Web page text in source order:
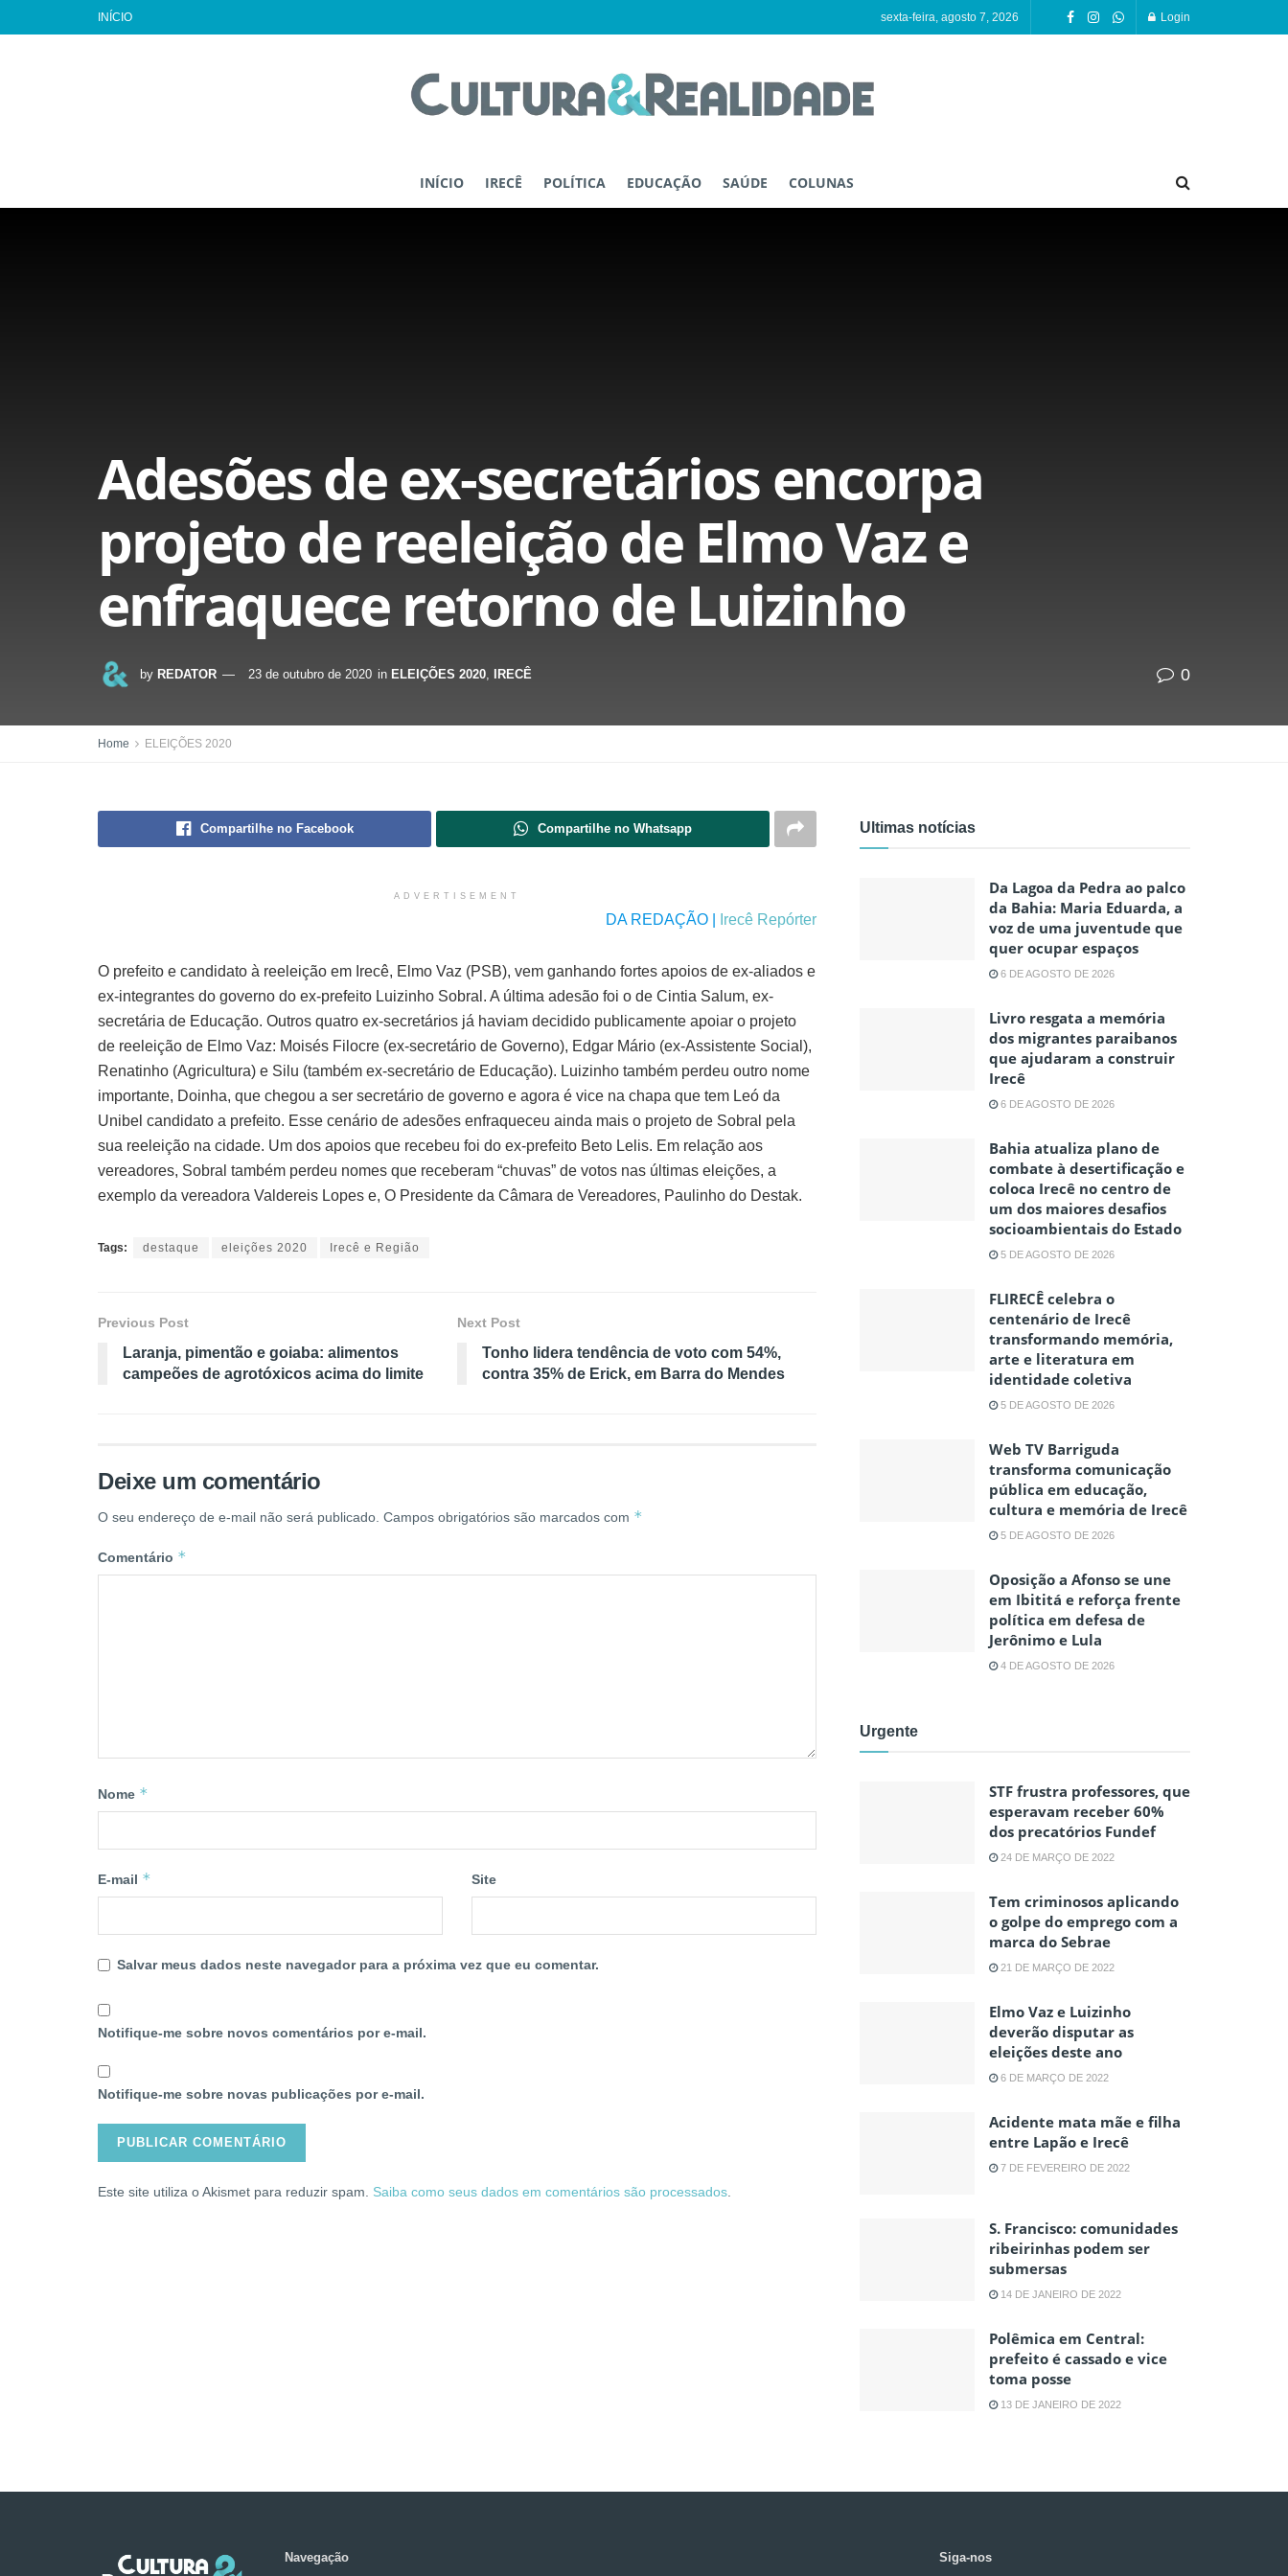
INÍCIO sexta-feira, agosto 7, 2026 Login
INÍCIO IRECÊ POLÍTICA EDUCAÇÃO SAÚDE COLUNAS
Adesões de ex-secretários encorpa
projeto de reeleição de Elmo Vaz e
enfraquece retorno de Luizinho
by REDATOR 23 de outubro de 2020 in ELEIÇÕES 2020 IRECÊ 0
Home ELEIÇÕES 2020
Compartilhe no Facebook Compartilhe no Whatsapp
ADVERTISEMENT
DA REDAÇÃO | Irecê Repórter
O prefeito e candidato à reeleição em Irecê, Elmo Vaz (PSB), vem ganhando fortes apoios de ex-aliados e
ex-integrantes do governo do ex-prefeito Luizinho Sobral. A última adesão foi o de Cintia Salum, ex-
secretária de Educação. Outros quatro ex-secretários já haviam decidido publicamente apoiar o projeto
de reeleição de Elmo Vaz: Moisés Filocre (ex-secretário de Governo), Edgar Mário (ex-Assistente Social),
Renatinho (Agricultura) e Silu (também ex-secretário de Educação). Luizinho também perdeu outro nome
importante, Doinha, que chegou a ser secretário de governo e agora é vice na chapa que tem Leó da
Unibel candidato a prefeito. Esse cenário de adesões enfraqueceu ainda mais o projeto de Sobral pela
sua reeleição na cidade. Um dos apoios que recebeu foi do ex-prefeito Beto Lelis. Em relação aos
vereadores, Sobral também perdeu nomes que receberam “chuvas” de votos nas últimas eleições, a
exemplo da vereadora Valdereis Lopes e, O Presidente da Câmara de Vereadores, Paulinho do Destak.
Tags: destaque eleições 2020 Irecê e Região
Previous Post
Laranja, pimentão e goiaba: alimentos
campeões de agrotóxicos acima do limite
Next Post
Tonho lidera tendência de voto com 54%,
contra 35% de Erick, em Barra do Mendes
Deixe um comentário
O seu endereço de e-mail não será publicado. Campos obrigatórios são marcados com *
Comentário *
Nome *
E-mail * Site
Salvar meus dados neste navegador para a próxima vez que eu comentar.
Notifique-me sobre novos comentários por e-mail.
Notifique-me sobre novas publicações por e-mail.
Este site utiliza o Akismet para reduzir spam. Saiba como seus dados em comentários são processados
Ultimas notícias
Da Lagoa da Pedra ao palco
da Bahia: Maria Eduarda, a
voz de uma juventude que
quer ocupar espaços
6 DE AGOSTO DE 2026
Livro resgata a memória
dos migrantes paraibanos
que ajudaram a construir
Irecê
6 DE AGOSTO DE 2026
Bahia atualiza plano de
combate à desertificação e
coloca Irecê no centro de
um dos maiores desafios
socioambientais do Estado
5 DE AGOSTO DE 2026
FLIRECÊ celebra o
centenário de Irecê
transformando memória,
arte e literatura em
identidade coletiva
5 DE AGOSTO DE 2026
Web TV Barriguda
transforma comunicação
pública em educação,
cultura e memória de Irecê
5 DE AGOSTO DE 2026
Oposição a Afonso se une
em Ibititá e reforça frente
política em defesa de
Jerônimo e Lula
4 DE AGOSTO DE 2026
Urgente
STF frustra professores, que
esperavam receber 60%
dos precatórios Fundef
24 DE MARÇO DE 2022
Tem criminosos aplicando
o golpe do emprego com a
marca do Sebrae
21 DE MARÇO DE 2022
Elmo Vaz e Luizinho
deverão disputar as
eleições deste ano
6 DE MARÇO DE 2022
Acidente mata mãe e filha
entre Lapão e Irecê
7 DE FEVEREIRO DE 2022
S. Francisco: comunidades
ribeirinhas podem ser
submersas
14 DE JANEIRO DE 2022
Polêmica em Central:
prefeito é cassado e vice
toma posse
13 DE JANEIRO DE 2022
Navegação Siga-nos